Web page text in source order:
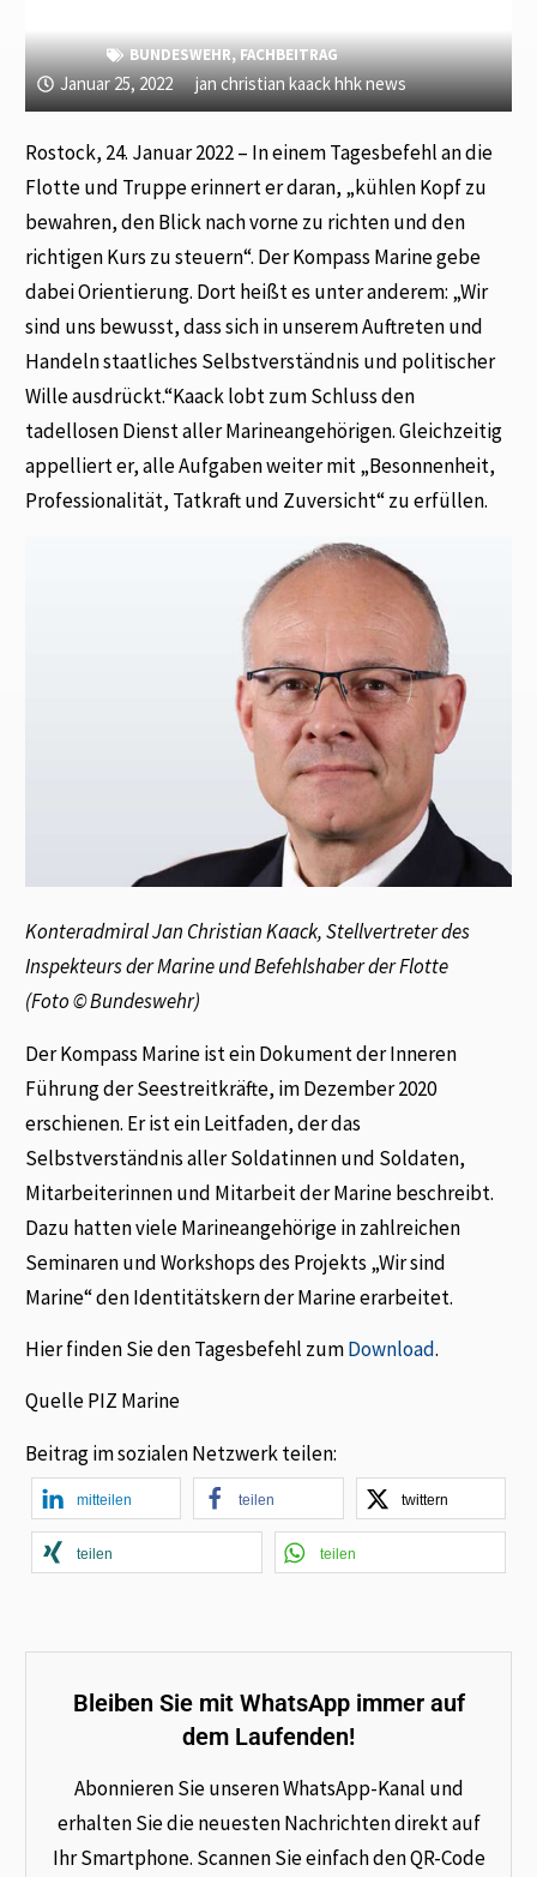
BUNDESWEHR,FACHBEITRAG
Januar 25, 2022 jan christian kaack hhk news
Rostock, 24. Januar 2022 – In einem Tagesbefehl an die
Flotte und Truppe erinnert er daran, „kühlen Kopf zu
bewahren, den Blick nach vorne zu richten und den
richtigen Kurs zu steuern“. Der Kompass Marine gebe
dabei Orientierung. Dort heißt es unter anderem: „Wir
sind uns bewusst, dass sich in unserem Auftreten und
Handeln staatliches Selbstverständnis und politischer
Wille ausdrückt.“Kaack lobt zum Schluss den
tadellosen Dienst aller Marineangehörigen. Gleichzeitig
appelliert er, alle Aufgaben weiter mit „Besonnenheit,
Professionalität, Tatkraft und Zuversicht“ zu erfüllen.
Konteradmiral Jan Christian Kaack, Stellvertreter des
Inspekteurs der Marine und Befehlshaber der Flotte
(Foto ©Bundeswehr)
Der Kompass Marine ist ein Dokument der Inneren
Führung der Seestreitkräfte, im Dezember 2020
erschienen. Er ist ein Leitfaden, der das
Selbstverständnis aller Soldatinnen und Soldaten,
Mitarbeiterinnen und Mitarbeit der Marine beschreibt.
Dazu hatten viele Marineangehörige in zahlreichen
Seminaren und Workshops des Projekts „Wir sind
Marine“ den Identitätskern der Marine erarbeitet.
Hier finden Sie den Tagesbefehl zumDownload.
Quelle PIZ Marine
Beitrag im sozialen Netzwerk teilen:
mitteilen teilen twittern
teilen teilen
Bleiben Sie mit WhatsApp immer auf
dem Laufenden!
Abonnieren Sie unseren WhatsApp-Kanal und
erhalten Sie die neuesten Nachrichten direkt auf
Ihr Smartphone. Scannen Sie einfach den QR-Code